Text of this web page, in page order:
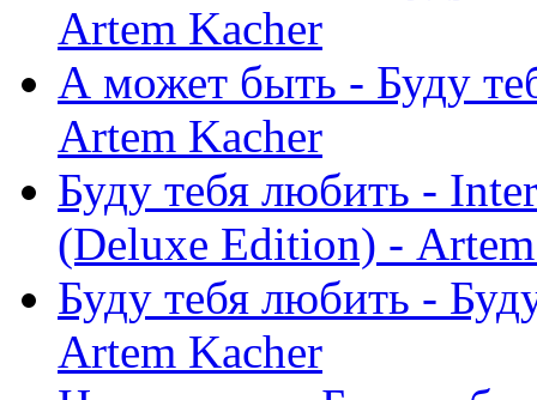
Artem Kacher
А может быть - Буду
Artem Kacher
Буду тебя любить -
(Deluxe Edition) -
Буду тебя любить -
Artem Kacher